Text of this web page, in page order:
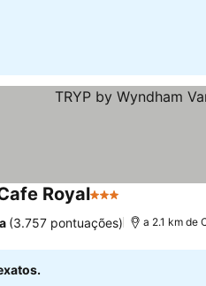
Royal3 Estrelas
(3.757 pontuações) a 2.1 km de